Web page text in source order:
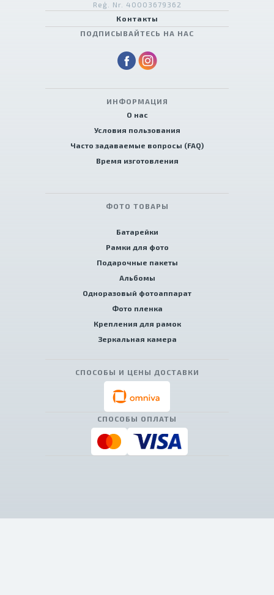
Reģ. Nr. 40003679362
Контакты
ПОДПИСЫВАЙТЕСЬ НА НАС
ИНФОРМАЦИЯ
О нас
Условия пользования
Часто задаваемые вопросы (FAQ)
Время изготовления
ФОТО ТОВАРЫ
Батарейки
Рамки для фото
Подарочные пакеты
Альбомы
Одноразовый фотоаппарат
Фото пленка
Крепления для рамок
Зеркальная камера
СПОСОБЫ И ЦЕНЫ ДОСТАВКИ
СПОСОБЫ ОПЛАТЫ